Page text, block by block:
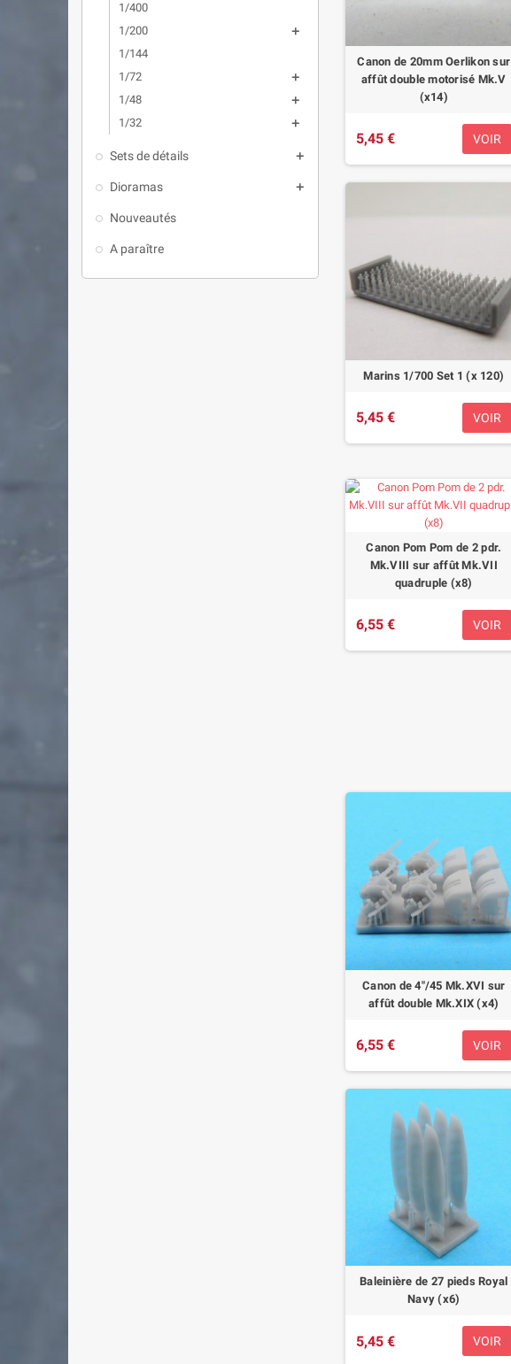
1/400
1/200

1/144
1/72

1/48 
1/32 
Sets de détails 
Dioramas 
Nouveautés
A paraître
Canon de 20mm Oerlikon sur
affût double motorisé Mk.V
(x14)
5,45 € VOIR
Marins 1/700 Set 1 (x 120)
5,45 € VOIR
Canon Pom Pom de 2 pdr.
Mk.VIII sur affût Mk.VII
quadruple (x8)
6,55 € VOIR
Canon de 4"/45 Mk.XVI sur
affût double Mk.XIX (x4)
6,55 € VOIR
Baleinière de 27 pieds Royal
Navy (x6)
5,45 € VOIR